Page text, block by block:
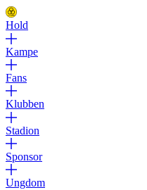
Hold
Kampe
Fans
Klubben
Stadion
Sponsor
Ungdom